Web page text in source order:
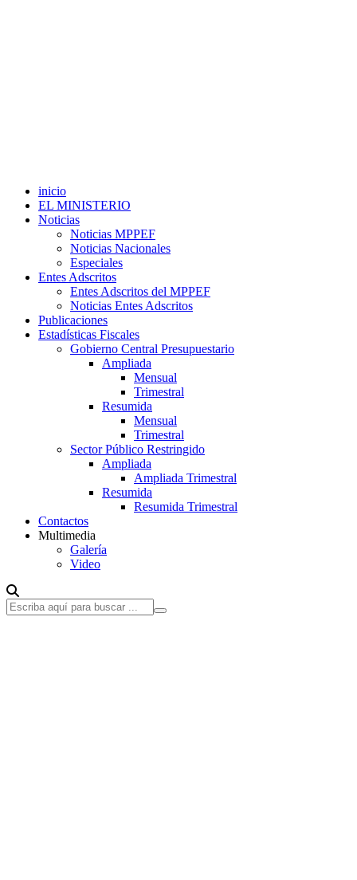
inicio
EL MINISTERIO
Noticias
Noticias MPPEF
Noticias Nacionales
Especiales
Entes Adscritos
Entes Adscritos del MPPEF
Noticias Entes Adscritos
Publicaciones
Estadísticas Fiscales
Gobierno Central Presupuestario
Ampliada
Mensual
Trimestral
Resumida
Mensual
Trimestral
Sector Público Restringido
Ampliada
Ampliada Trimestral
Resumida
Resumida Trimestral
Contactos
Multimedia
Galería
Video